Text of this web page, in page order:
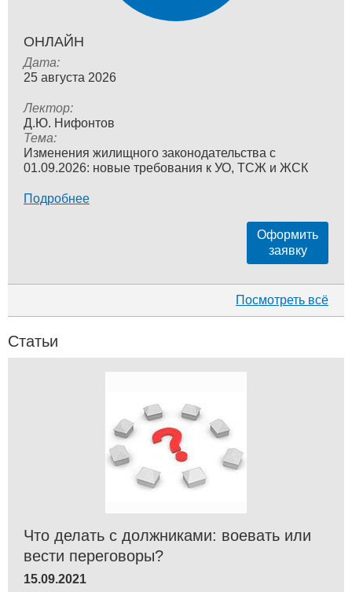
ОНЛАЙН
Дата:
25 августа 2026
Лектор:
Д.Ю. Нифонтов
Тема:
Изменения жилищного законодательства с
01.09.2026: новые требования к УО, ТСЖ и ЖСК
Подробнее
Оформить
заявку
Посмотреть всё
Статьи
Что делать с должниками: воевать или
вести переговоры?
15.09.2021